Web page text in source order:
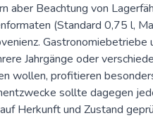
aber Beachtung von
(Standard 0,75 l,
Gastronomiebetriebe
Jahrgänge oder
wollen, profitieren
sollte dagegen
Herkunft und Zustand